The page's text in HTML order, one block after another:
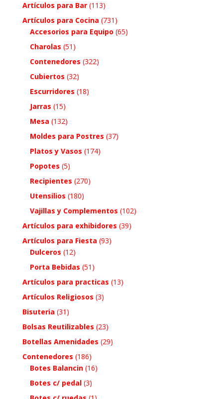
Artículos para Bar (113)
Artículos para Cocina (731)
Accesorios para Equipo (65)
Charolas (51)
Contenedores (322)
Cubiertos (32)
Escurridores (18)
Jarras (15)
Mesa (132)
Moldes para Postres (37)
Platos y Vasos (174)
Popotes (5)
Recipientes (270)
Utensilios (180)
Vajillas y Complementos (102)
Artículos para exhibidores (39)
Artículos para Fiesta (93)
Dulceros (12)
Porta Bebidas (51)
Artículos para practicas (13)
Artículos Religiosos (3)
Bisuteria (31)
Bolsas Reutilizables (23)
Botellas Amenidades (29)
Contenedores (186)
Botes Balancin (16)
Botes c/ pedal (3)